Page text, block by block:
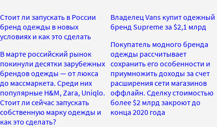
Стоит ли запускать в России
бренд одежды в новых
условиях и как это сделать
В марте российский рынок
покинули десятки зарубежных
брендов одежды — от люкса
до массмаркета. Среди них
популярные H&M, Zara, Uniqlo.
Стоит ли сейчас запускать
собственную марку одежды и
как это сделать?
Владелец Vans купит одежный
бренд Supreme за $2,1 млрд
Покупатель модного бренда
одежды рассчитывает
сохранить его особенности и
приумножить доходы за счет
расширения сети магазинов
оффлайн. Сделку стоимостью
более $2 млрд закроют до
конца 2020 года